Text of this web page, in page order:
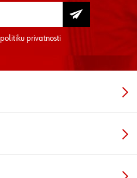
politiku privatnosti